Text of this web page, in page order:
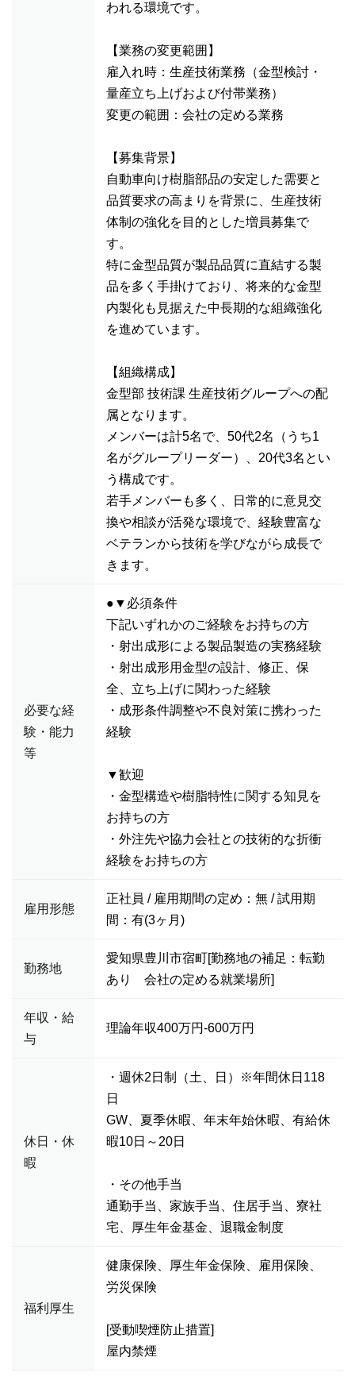
われる環境です。
【業務の変更範囲】
雇入れ時：生産技術業務（金型検討・
量産立ち上げおよび付帯業務）
変更の範囲：会社の定める業務
【募集背景】
自動車向け樹脂部品の安定した需要と
品質要求の高まりを背景に、生産技術
体制の強化を目的とした増員募集で
す。
特に金型品質が製品品質に直結する製
品を多く手掛けており、将来的な金型
内製化も見据えた中長期的な組織強化
を進めています。
【組織構成】
金型部 技術課 生産技術グループへの配
属となります。
メンバーは計5名で、50代2名（うち1
名がグループリーダー）、20代3名とい
う構成です。
若手メンバーも多く、日常的に意見交
換や相談が活発な環境で、経験豊富な
ベテランから技術を学びながら成長で
きます。
必要な経
験・能力
等
●▼必須条件
下記いずれかのご経験をお持ちの方
・射出成形による製品製造の実務経験
・射出成形用金型の設計、修正、保
全、立ち上げに関わった経験
・成形条件調整や不良対策に携わった
経験
▼歓迎
・金型構造や樹脂特性に関する知見を
お持ちの方
・外注先や協力会社との技術的な折衝
経験をお持ちの方
雇用形態
正社員 / 雇用期間の定め：無 / 試用期
間：有(3ヶ月)
勤務地
愛知県豊川市宿町[勤務地の補足：転勤
あり 会社の定める就業場所]
年収・給
与
理論年収400万円-600万円
休日・休
暇
・週休2日制（土、日）※年間休日118
日
GW、夏季休暇、年末年始休暇、有給休
暇10日～20日
・その他手当
通勤手当、家族手当、住居手当、寮社
宅、厚生年金基金、退職金制度
福利厚生
健康保険、厚生年金保険、雇用保険、
労災保険
[受動喫煙防止措置]
屋内禁煙